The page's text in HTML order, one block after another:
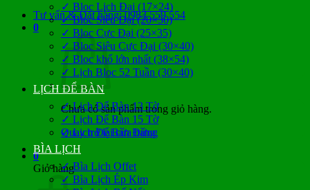
Tư vấn & Đặt hàng: 0983 559 554
0
Chưa có sản phẩm trong giỏ hàng.
Quay trở lại cửa hàng
0
Giỏ hàng
✓ Bloc Lịch Đại (17×24)
✓ Bloc Siêu Đại (20×30)
✓ Bloc Cực Đại (25×35)
✓ Bloc Siêu Cực Đại (30×40)
✓ Bloc khổ lớn nhất (38×54)
✓ Lịch Bloc 52 Tuần (30×40)
LỊCH ĐỂ BÀN
✓ Lịch Để Bàn 13 Tờ
✓ Lịch Để Bàn 15 Tờ
✓ Lịch Để Bàn Đứng
BÌA LỊCH
✓ Bìa Lịch Offet
✓ Bìa Lịch Ép Kim